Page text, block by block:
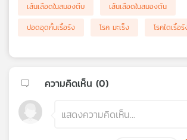
เส้นเลือดในสมองตีบ
เส้นเลือดในสมองตัน
ปอดอุดกั้นเรื้อรัง
โรค มะเร็ง โรคไตเรื้อรั
ความคิดเห็น (0)